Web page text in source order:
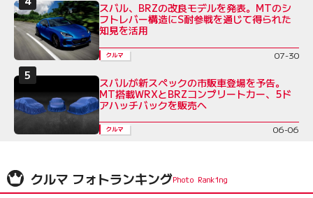
スバル、BRZの改良モデルを発表。MTのシ
フトレバー構造にS耐参戦を通じて得られた
知見を活用
クルマ 07-30
スバルが新スペックの市販車登場を予告。
MT搭載WRXとBRZコンプリートカー、5ド
アハッチバックを販売へ
クルマ 06-06
クルマ フォトランキング